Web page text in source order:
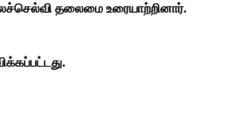
தலைமை உரையாற்றினார்.